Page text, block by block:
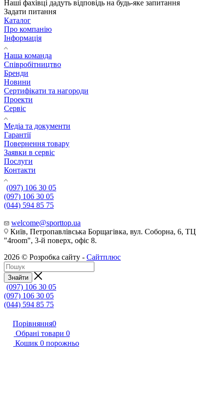
Наші фахівці дадуть відповідь на будь-яке запитання
Задати питання
Каталог
Про компанію
Інформація
Наша команда
Співробітництво
Бренди
Новини
Сертифікати та нагороди
Проекти
Сервіс
Медіа та документи
Гарантії
Повернення товару
Заявки в сервіс
Послуги
Контакти
(097) 106 30 05
(097) 106 30 05
(044) 594 85 75
welcome@sporttop.ua
Київ, Петропавлівська Борщагівка, вул. Соборна, 6, ТЦ
"4room", 3-й поверх, офіс 8.
2026 © Розробка сайту - Сайтплюс
Знайти
(097) 106 30 05
(097) 106 30 05
(044) 594 85 75
Порівняння0
Обрані товари 0
Кошик 0 порожньо